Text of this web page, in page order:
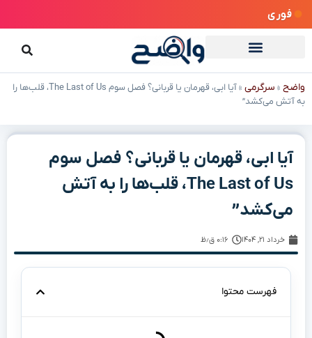
فوری
واضح » سرگرمی »
آیا ابی، قهرمان یا قربانی؟ فصل سوم The Last of Us، قلب‌ها را
به آتش می‌کشد”
آیا ابی، قهرمان یا قربانی؟ فصل سوم
The Last of Us، قلب‌ها را به آتش
می‌کشد”
خرداد ۲۱, ۱۴۰۴ ۰:۱۶ ق٫ظ
فهرست محتوا